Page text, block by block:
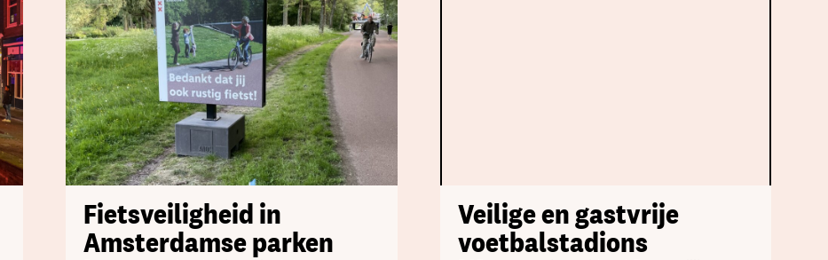
Fietsveiligheid in
Amsterdamse parken
Veilige en gastvrije
voetbalstadions